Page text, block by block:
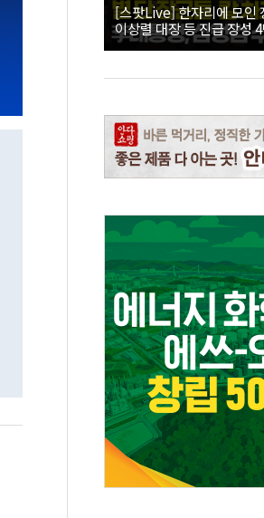
[스팟Live] 한자리에 모인
이상렬 대장 등 진급 장성
직접 수여｜26.08.07 장성